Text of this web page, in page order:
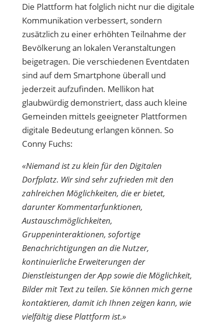
Die Plattform hat folglich nicht nur die digitale
Kommunikation verbessert, sondern
zusätzlich zu einer erhöhten Teilnahme der
Bevölkerung an lokalen Veranstaltungen
beigetragen. Die verschiedenen Eventdaten
sind auf dem Smartphone überall und
jederzeit aufzufinden. Mellikon hat
glaubwürdig demonstriert, dass auch kleine
Gemeinden mittels geeigneter Plattformen
digitale Bedeutung erlangen können. So
Conny Fuchs:
«Niemand ist zu klein für den Digitalen
Dorfplatz. Wir sind sehr zufrieden mit den
zahlreichen Möglichkeiten, die er bietet,
darunter Kommentarfunktionen,
Austauschmöglichkeiten,
Gruppeninteraktionen, sofortige
Benachrichtigungen an die Nutzer,
kontinuierliche Erweiterungen der
Dienstleistungen der App sowie die Möglichkeit,
Bilder mit Text zu teilen. Sie können mich gerne
kontaktieren, damit ich Ihnen zeigen kann, wie
vielfältig diese Plattform ist.»